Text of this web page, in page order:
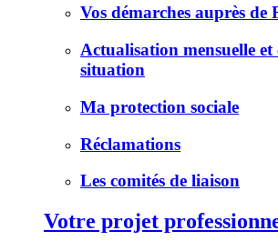
Vos démarches auprès
Actualisation mensuelle et
situation
Ma protection sociale
Réclamations
Les comités de liaison
Votre projet